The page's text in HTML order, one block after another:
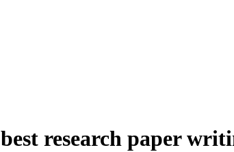
best research paper